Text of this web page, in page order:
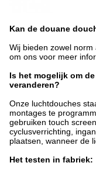
Kan de douane
Wij bieden zowel
om ons voor meer
Is het mogelijk om
veranderen?
Onze luchtdouches
montages te
gebruiken touch
cyclusverrichting,
plaatsen, wanneer de
Het testen in fabriek: